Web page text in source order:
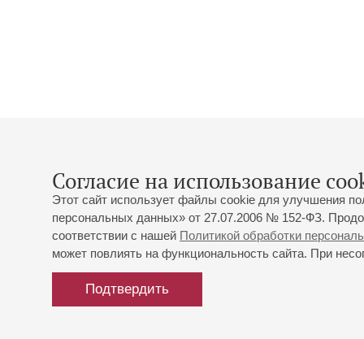
Согласие на использование
Этот сайт использует файлы cookie для улучшения
персональных данных» от 27.07.2006 № 152-ФЗ.
соответствии с нашей Политикой обработки
может повлиять на функциональность сайта. При
Подтвердить